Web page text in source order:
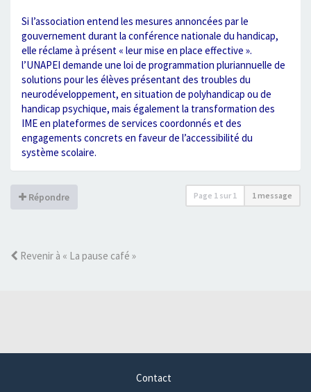
Si l’association entend les mesures annoncées par le
gouvernement durant la conférence nationale du handicap,
elle réclame à présent « leur mise en place effective ».
l’UNAPEI demande une loi de programmation pluriannuelle de
solutions pour les élèves présentant des troubles du
neurodéveloppement, en situation de polyhandicap ou de
handicap psychique, mais également la transformation des
IME en plateformes de services coordonnés et des
engagements concrets en faveur de l’accessibilité du
système scolaire.
Répondre Page 1 sur 1 1 message
Revenir à « La pause café »
Contact